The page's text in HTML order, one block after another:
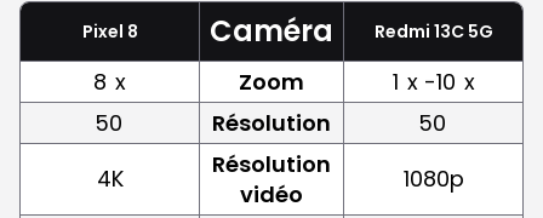
Pixel 8 Caméra Redmi 13C 5G
8 x Zoom 1 x -10 x
50
Résolution
50
4K
Résolution
vidéo
1080p